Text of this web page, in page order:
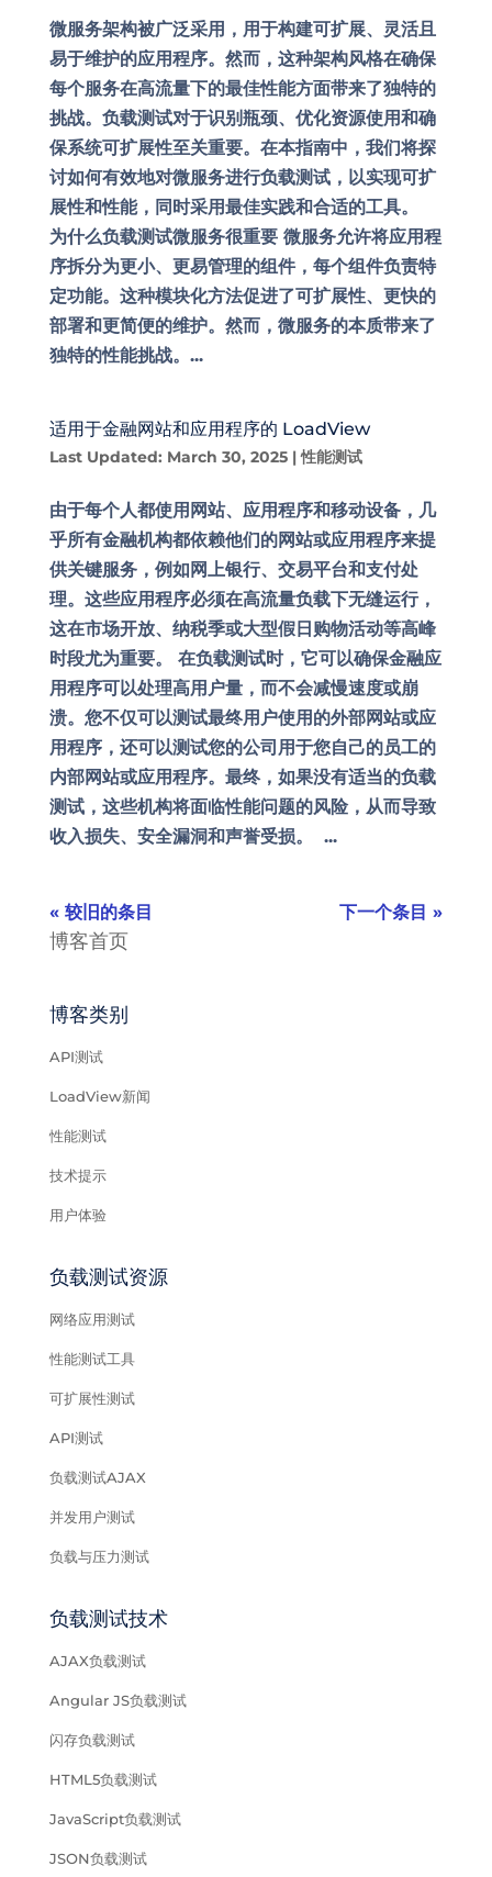
微服务架构被广泛采用，用于构建可扩展、灵活且
易于维护的应用程序。然而，这种架构风格在确保
每个服务在高流量下的最佳性能方面带来了独特的
挑战。负载测试对于识别瓶颈、优化资源使用和确
保系统可扩展性至关重要。在本指南中，我们将探
讨如何有效地对微服务进行负载测试，以实现可扩
展性和性能，同时采用最佳实践和合适的工具。
为什么负载测试微服务很重要 微服务允许将应用程
序拆分为更小、更易管理的组件，每个组件负责特
定功能。这种模块化方法促进了可扩展性、更快的
部署和更简便的维护。然而，微服务的本质带来了
独特的性能挑战。...
适用于金融网站和应用程序的 LoadView
Last Updated: March 30, 2025|性能测试
由于每个人都使用网站、应用程序和移动设备，几
乎所有金融机构都依赖他们的网站或应用程序来提
供关键服务，例如网上银行、交易平台和支付处
理。这些应用程序必须在高流量负载下无缝运行，
这在市场开放、纳税季或大型假日购物活动等高峰
时段尤为重要。 在负载测试时，它可以确保金融应
用程序可以处理高用户量，而不会减慢速度或崩
溃。您不仅可以测试最终用户使用的外部网站或应
用程序，还可以测试您的公司用于您自己的员工的
内部网站或应用程序。最终，如果没有适当的负载
测试，这些机构将面临性能问题的风险，从而导致
收入损失、安全漏洞和声誉受损。 ...
« 较旧的条目 下一个条目 »
博客首页
博客类别
API测试
LoadView新闻
性能测试
技术提示
用户体验
负载测试资源
网络应用测试
性能测试工具
可扩展性测试
API测试
负载测试AJAX
并发用户测试
负载与压力测试
负载测试技术
AJAX负载测试
Angular JS负载测试
闪存负载测试
HTML5负载测试
JavaScript负载测试
JSON负载测试